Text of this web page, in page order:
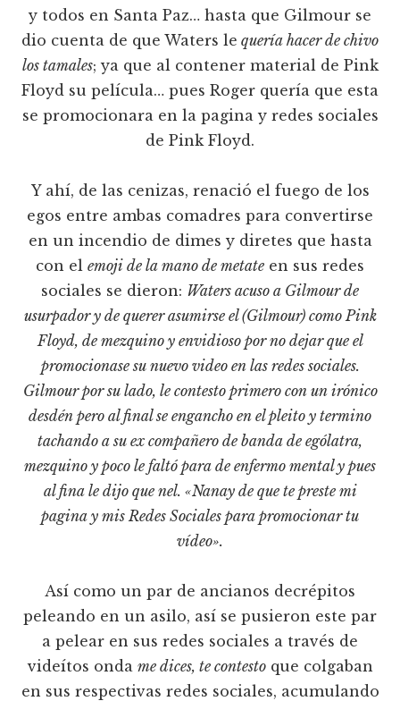
y todos en Santa Paz… hasta que Gilmour se
dio cuenta de que Waters le quería hacer de chivo
los tamales; ya que al contener material de Pink
Floyd su película… pues Roger quería que esta
se promocionara en la pagina y redes sociales
de Pink Floyd.
Y ahí, de las cenizas, renació el fuego de los
egos entre ambas comadres para convertirse
en un incendio de dimes y diretes que hasta
con el emoji de la mano de metate en sus redes
sociales se dieron: Waters acuso a Gilmour de
usurpador y de querer asumirse el (Gilmour) como Pink
Floyd, de mezquino y envidioso por no dejar que el
promocionase su nuevo video en las redes sociales.
Gilmour por su lado, le contesto primero con un irónico
desdén pero al final se engancho en el pleito y termino
tachando a su ex compañero de banda de ególatra,
mezquino y poco le faltó para de enfermo mental y pues
al fina le dijo que nel. «Nanay de que te preste mi
pagina y mis Redes Sociales para promocionar tu
vídeo».
Así como un par de ancianos decrépitos
peleando en un asilo, así se pusieron este par
a pelear en sus redes sociales a través de
videítos onda me dices, te contestoque colgaban
en sus respectivas redes sociales, acumulando